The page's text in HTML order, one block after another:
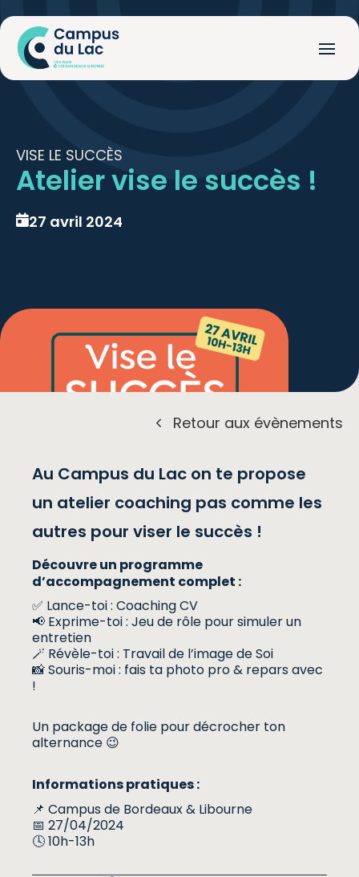
VISE LE SUCCÈS
Atelier vise le succès !
27 avril 2024
Retour aux évènements
Au Campus du Lac on te propose
un atelier coaching pas comme les
autres pour viser le succès !
Découvre un programme
d’accompagnement complet :
✅ Lance-toi : Coaching CV
📢 Exprime-toi : Jeu de rôle pour simuler un
entretien
🪄 Révèle-toi : Travail de l’image de Soi
📸 Souris-moi : fais ta photo pro & repars avec
!
Un package de folie pour décrocher ton
alternance 😉
Informations pratiques :
📌 Campus de Bordeaux & Libourne
📅 27/04/2024
🕓 10h-13h